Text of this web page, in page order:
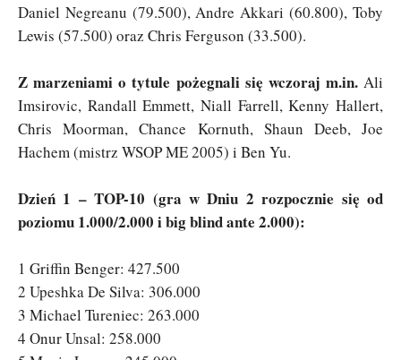
Daniel Negreanu (79.500), Andre Akkari (60.800), Toby
Lewis (57.500) oraz Chris Ferguson (33.500).
Z marzeniami o tytule pożegnali się wczoraj m.in.Ali
Imsirovic, Randall Emmett, Niall Farrell, Kenny Hallert,
Chris Moorman, Chance Kornuth, Shaun Deeb, Joe
Hachem (mistrz WSOP ME 2005) i Ben Yu.
Dzień 1 – TOP-10 (gra w Dniu 2 rozpocznie się od
poziomu 1.000/2.000 i big blind ante 2.000):
1 Griffin Benger: 427.500
2 Upeshka De Silva: 306.000
3 Michael Tureniec: 263.000
4 Onur Unsal: 258.000